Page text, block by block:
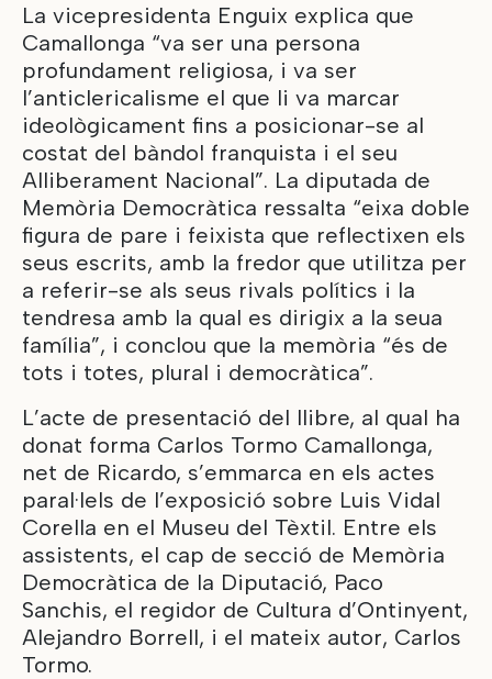
La vicepresidenta Enguix explica que
Camallonga “va ser una persona
profundament religiosa, i va ser
l’anticlericalisme el que li va marcar
ideològicament fins a posicionar-se al
costat del bàndol franquista i el seu
Alliberament Nacional”. La diputada de
Memòria Democràtica ressalta “eixa doble
figura de pare i feixista que reflectixen els
seus escrits, amb la fredor que utilitza per
a referir-se als seus rivals polítics i la
tendresa amb la qual es dirigix a la seua
família”, i conclou que la memòria “és de
tots i totes, plural i democràtica”.
L’acte de presentació del llibre, al qual ha
donat forma Carlos Tormo Camallonga,
net de Ricardo, s’emmarca en els actes
paral·lels de l’exposició sobre Luis Vidal
Corella en el Museu del Tèxtil. Entre els
assistents, el cap de secció de Memòria
Democràtica de la Diputació, Paco
Sanchis, el regidor de Cultura d’Ontinyent,
Alejandro Borrell, i el mateix autor, Carlos
Tormo.